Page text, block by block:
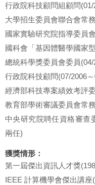
行政院科技顧問組顧問(01/
大學招生委員會聯合會常
國家實驗研究院指導委員
國科會「基因體醫學國家
總統科學獎委員會委員(04/
行政院科技顧問(07/2006
經濟部科技專案績效考評
教育部學術審議委員會常
中央研究院聘任資格審查
兩任)
獲獎情形：
第一屆傑出資訊人才獎
IEEE 計算機學會傑出講